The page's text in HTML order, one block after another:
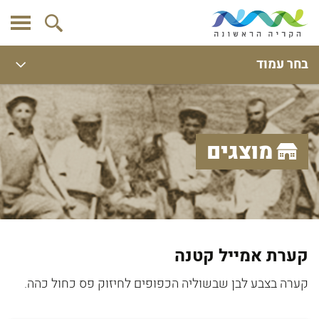
בחר עמוד
מוצגים
קערת אמייל קטנה
קערה בצבע לבן שבשוליה הכפופים לחיזוק פס כחול כהה.